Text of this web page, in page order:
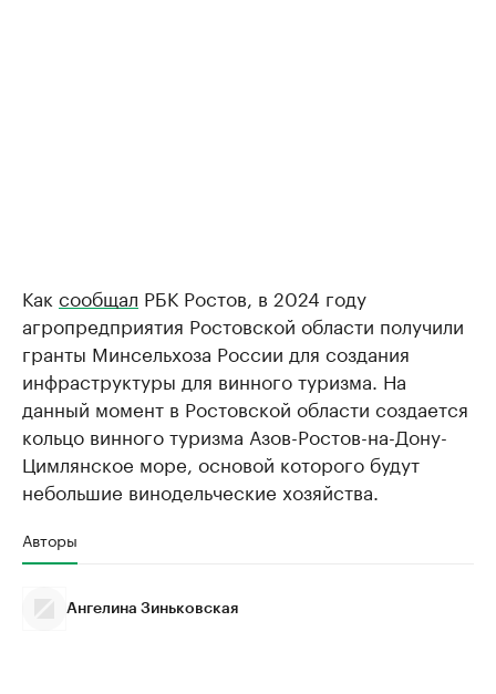
Как сообщал РБК Ростов, в 2024 году
агропредприятия Ростовской области получили
гранты Минсельхоза России для создания
инфраструктуры для винного туризма. На
данный момент в Ростовской области создается
кольцо винного туризма Азов-Ростов-на-Дону-
Цимлянское море, основой которого будут
небольшие винодельческие хозяйства.
Авторы
Ангелина Зиньковская